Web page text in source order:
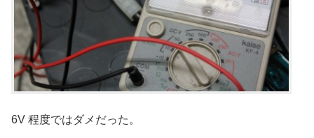
6V 程度ではダメだった。